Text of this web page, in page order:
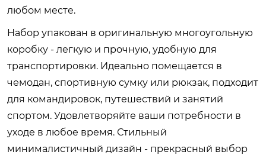
любом месте.
Набор упакован в оригинальную многоугольную
коробку - легкую и прочную, удобную для
транспортировки. Идеально помещается в
чемодан, спортивную сумку или рюкзак, подходит
для командировок, путешествий и занятий
спортом. Удовлетворяйте ваши потребности в
уходе в любое время. Стильный
минималистичный дизайн - прекрасный выбор